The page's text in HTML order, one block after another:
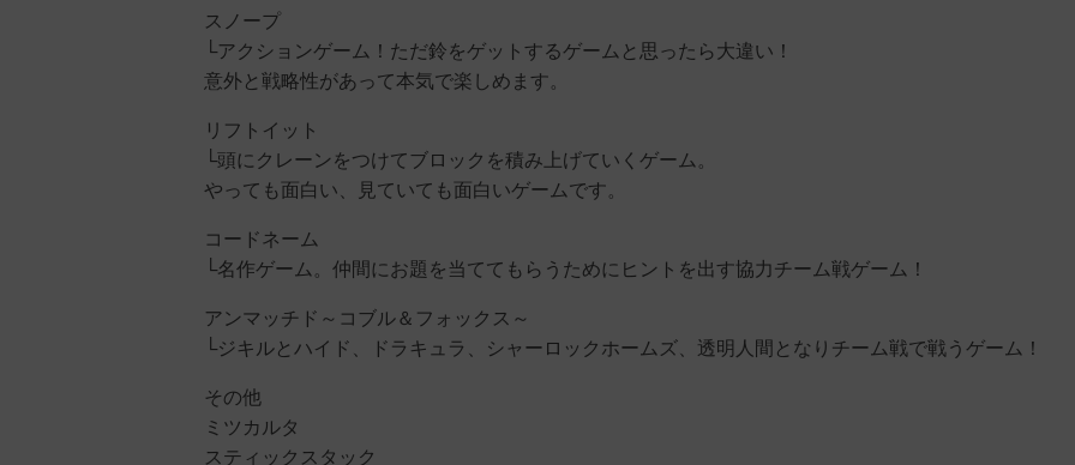
スノープ
└アクションゲーム！ただ鈴をゲットするゲームと思ったら大違い！
意外と戦略性があって本気で楽しめます。
リフトイット
└頭にクレーンをつけてブロックを積み上げていくゲーム。
やっても面白い、見ていても面白いゲームです。
コードネーム
└名作ゲーム。仲間にお題を当ててもらうためにヒントを出す協力チーム戦ゲーム！
アンマッチド～コブル＆フォックス～
└ジキルとハイド、ドラキュラ、シャーロックホームズ、透明人間となりチーム戦で戦うゲーム！
その他
ミツカルタ
スティックスタック